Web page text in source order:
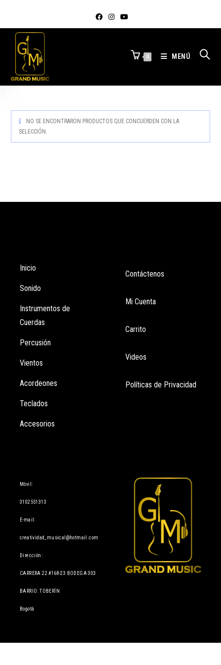
0 MENÚ
NO SE ENCONTRARON PRODUCTOS QUE CONCUERDEN CON LA
SELECCIÓN.
Inicio
Sonido
Instrumentos de
Cuerdas
Percusión
Vientos
Acordeones
Teclados
Accesorios
Contáctenos
Mi Cuenta
Carrito
Videos
Políticas de Privacidad
Móvil:
3102551313
E-mail:
creatividad_musical@hotmail.com
Dirección:
CARRERA 22 #168-23 BODEGA 303
BARRIO: TOBERÍN
Bogotá